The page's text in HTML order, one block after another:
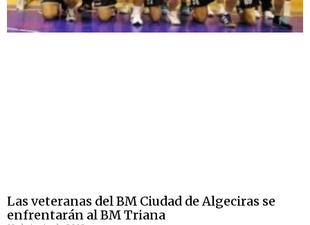
Las veteranas del BM Ciudad de Algeciras se
enfrentarán al BM Triana